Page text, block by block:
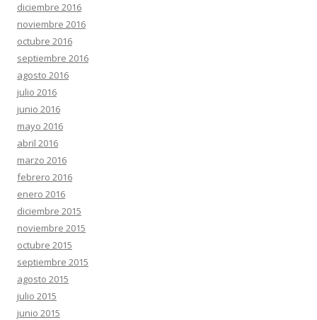
diciembre 2016
noviembre 2016
octubre 2016
septiembre 2016
agosto 2016
julio 2016
junio 2016
mayo 2016
abril 2016
marzo 2016
febrero 2016
enero 2016
diciembre 2015
noviembre 2015
octubre 2015
septiembre 2015
agosto 2015
julio 2015
junio 2015